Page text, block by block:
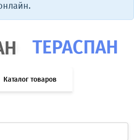
ТЕРАСПАН
Каталог товаров